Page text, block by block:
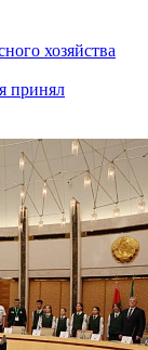
хозяйства
принял